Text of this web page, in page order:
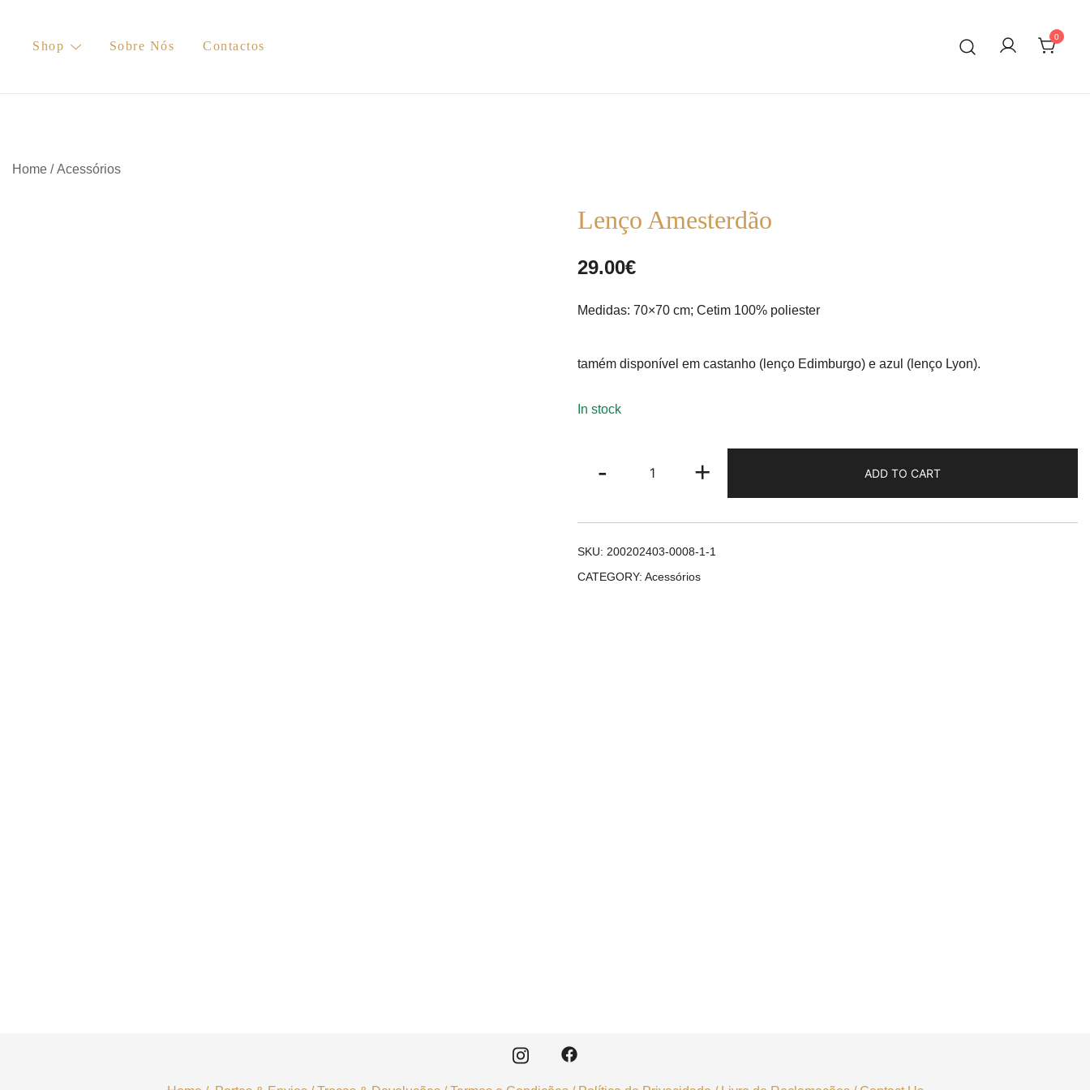
contentShop Sobre Nós Contactos
0
Home /Acessórios
Lenço Amesterdão
29.00€
Medidas: 70×70 cm; Cetim 100% poliester
tamém disponível em castanho (lenço Edimburgo) e azul (lenço Lyon).
In stock
-
Amesterdão
+ ADD TO CART
SKU: 200202403-0008-1-1
CATEGORY: Acessórios